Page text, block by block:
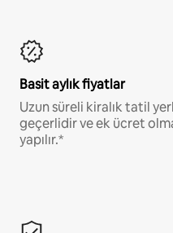
Basit aylık fiyatlar
Uzun süreli kiralık tatil
geçerlidir ve ek ücret
yapılır.*